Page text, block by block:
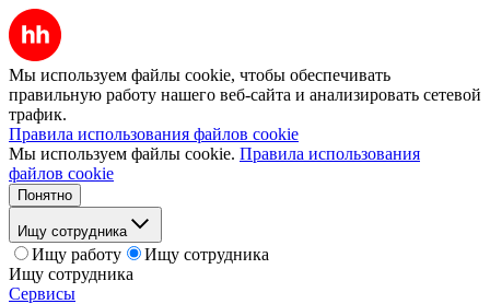
Мы используем файлы cookie, чтобы обеспечивать
правильную работу нашего веб-сайта и анализировать сетевой
трафик.
Правила использования файлов cookie
Мы используем файлы cookie. Правила использования
файлов cookie
Понятно
Ищу сотрудника
Ищу работу
Ищу сотрудника
Ищу сотрудника
Сервисы